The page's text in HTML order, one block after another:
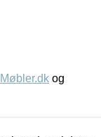
og